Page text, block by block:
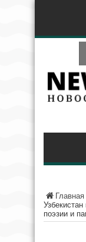
Главная
поэзии и